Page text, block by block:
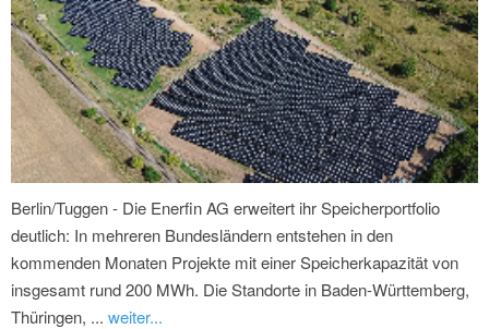
Berlin/Tuggen - Die Enerfin AG erweitert ihr Speicherportfolio
deutlich: In mehreren Bundesländern entstehen in den
kommenden Monaten Projekte mit einer Speicherkapazität von
insgesamt rund 200 MWh. Die Standorte in Baden-Württemberg,
Thüringen, ... weiter...